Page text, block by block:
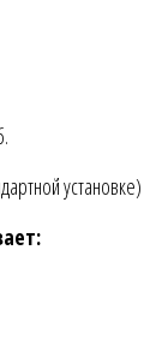
установке)